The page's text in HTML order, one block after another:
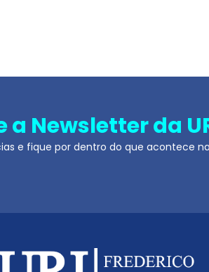
a Newsletter da
e fique por dentro do que acontece